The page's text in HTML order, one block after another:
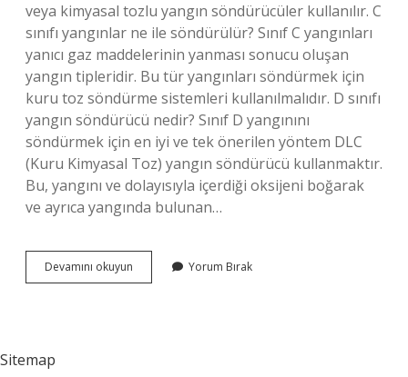
veya kimyasal tozlu yangın söndürücüler kullanılır. C
sınıfı yangınlar ne ile söndürülür? Sınıf C yangınları
yanıcı gaz maddelerinin yanması sonucu oluşan
yangın tipleridir. Bu tür yangınları söndürmek için
kuru toz söndürme sistemleri kullanılmalıdır. D sınıfı
yangın söndürücü nedir? Sınıf D yangınını
söndürmek için en iyi ve tek önerilen yöntem DLC
(Kuru Kimyasal Toz) yangın söndürücü kullanmaktır.
Bu, yangını ve dolayısıyla içerdiği oksijeni boğarak
ve ayrıca yangında bulunan…
Devamını okuyun
Sınıfları
Yorum Bırak
Sitemap